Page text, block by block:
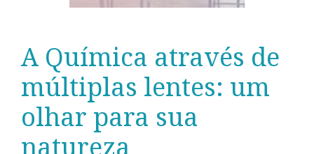
A Química através de
múltiplas lentes: um
olhar para sua
natureza